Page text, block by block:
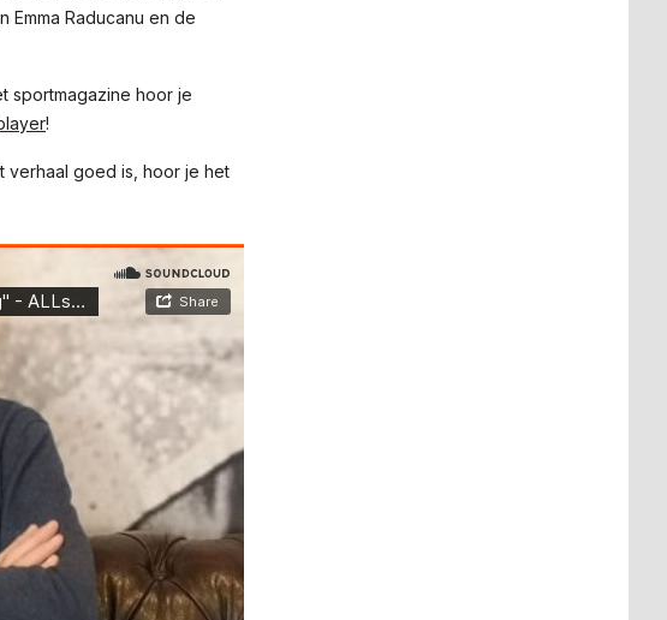
Emma Raducanu en de
sportmagazine hoor je
!
verhaal goed is, hoor je het